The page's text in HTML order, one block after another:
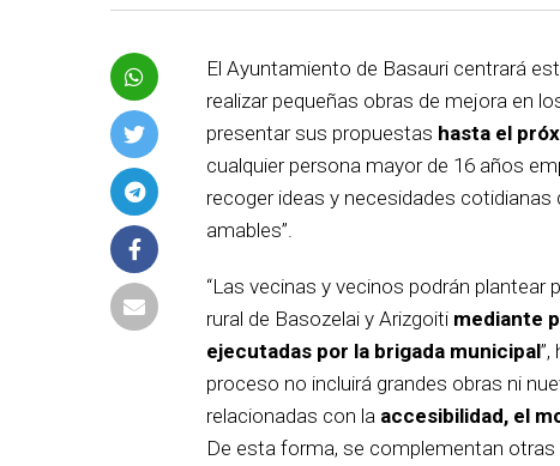
El Ayuntamiento de Basauri centrará
realizar pequeñas obras de mejora en
presentar sus propuestas hasta el
cualquier persona mayor de 16 años
recoger ideas y necesidades
amables”.
“Las vecinas y vecinos podrán
rural de Basozelai y Arizgoiti mediante
ejecutadas por la brigada municipal
proceso no incluirá grandes obras ni
relacionadas con la accesibilidad, el
De esta forma, se complementan